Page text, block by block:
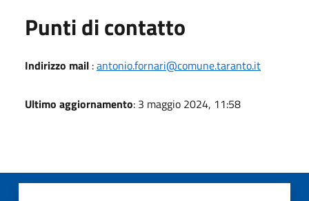
Punti di contatto
Indirizzo mail :antonio.fornari@comune.taranto.it
Ultimo aggiornamento: 3 maggio 2024, 11:58